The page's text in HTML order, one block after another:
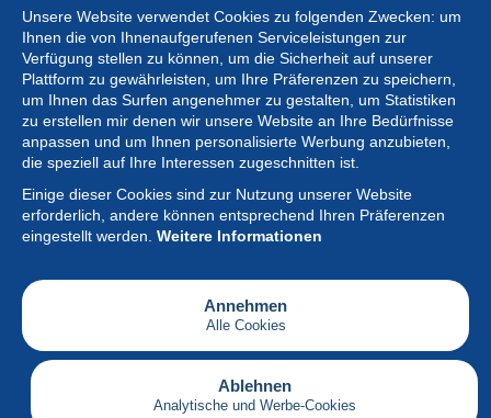
Unsere Website verwendet Cookies zu folgenden Zwecken: um
Ihnen die von Ihnenaufgerufenen Serviceleistungen zur
Verfügung stellen zu können, um die Sicherheit auf unserer
Plattform zu gewährleisten, um Ihre Präferenzen zu speichern,
um Ihnen das Surfen angenehmer zu gestalten, um Statistiken
zu erstellen mir denen wir unsere Website an Ihre Bedürfnisse
anpassen und um Ihnen personalisierte Werbung anzubieten,
die speziell auf Ihre Interessen zugeschnitten ist.
Einige dieser Cookies sind zur Nutzung unserer Website
erforderlich, andere können entsprechend Ihren Präferenzen
eingestellt werden. Weitere Informationen
Annehmen
Alle Cookies
Ablehnen
Analytische und Werbe-Cookies
Sammlung
Neuigkeiten
Artikel
Gesellschaft
Serviceleistungen
Schreiben